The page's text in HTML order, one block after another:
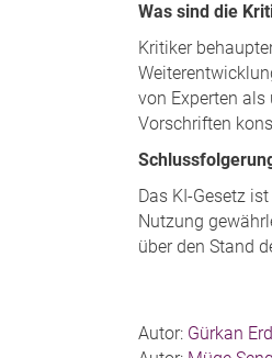
Was sind die
Kritiker
von Experten
Vorschriften
Das KI-Gesetz
Nutzung
über den Stand
Autor: Gürkan